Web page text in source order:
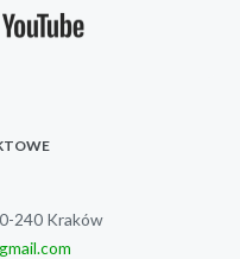
240 Kraków